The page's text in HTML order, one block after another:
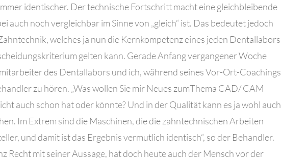
identischer. Der technische Fortschritt macht eine gleichbleibende
auch noch vergleichbar im Sinne von „gleich“ ist. Das bedeutet jedoch
welches ja nun die Kernkompetenz eines jeden Dentallabors
gelten kann. Gerade Anfang vergangener Woche
des Dentallabors und ich, während seines Vor-Ort-Coachings
zu hören. „Was wollen Sie mir Neues zumThema CAD/ CAM
auch schon hat oder könnte? Und in der Qualität kann es ja wohl auch
Im Extrem sind die Maschinen, die die zahntechnischen Arbeiten
und damit ist das Ergebnis vermutlich identisch“, so der Behandler.
Recht mit seiner Aussage, hat doch heute auch der Mensch vor der